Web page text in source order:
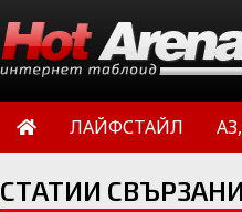
ЛАЙФСТАЙЛ
СТАТИИ